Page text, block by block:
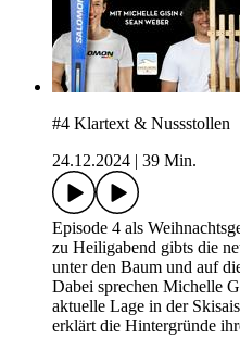
#4 Klartext & Nussstollen
24.12.2024
39 Min.
Episode 4 als
zu Heiligabend gibts die
unter den Baum und auf
Dabei sprechen Michelle
aktuelle Lage in der
erklärt die Hintergründe